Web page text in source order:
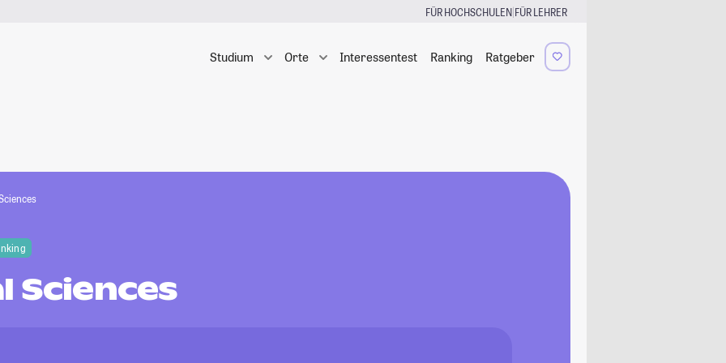
FÜR HOCHSCHULEN|FÜR LEHRER
Studium Orte Interessentest Ranking Ratgeber
Sciences